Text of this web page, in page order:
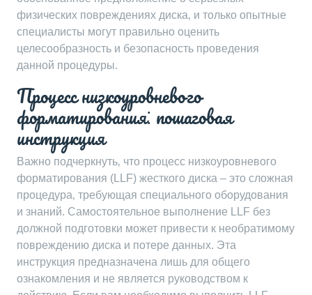
физических повреждениях диска‚ и только опытные
специалисты могут правильно оценить
целесообразность и безопасность проведения
данной процедуры.
Процесс низкоуровневого
форматирования⁚ пошаговая
инструкция
Важно подчеркнуть‚ что процесс низкоуровневого
форматирования (LLF) жесткого диска – это сложная
процедура‚ требующая специального оборудования
и знаний. Самостоятельное выполнение LLF без
должной подготовки может привести к необратимому
повреждению диска и потере данных. Эта
инструкция предназначена лишь для общего
ознакомления и не является руководством к